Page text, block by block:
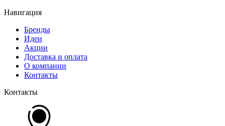
Навигация
Бренды
Идеи
Акции
Доставка и оплата
О компании
Контакты
Контакты